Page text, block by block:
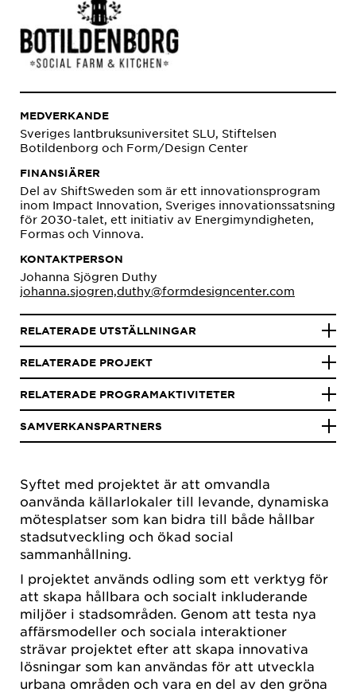
Syftet med projektet är att omvandla
oanvända källarlokaler till levande, dynamiska
mötesplatser som kan bidra till både hållbar
stadsutveckling och ökad social
sammanhållning.
I projektet används odling som ett verktyg för
att skapa hållbara och socialt inkluderande
miljöer i stadsområden. Genom att testa nya
affärsmodeller och sociala interaktioner
strävar projektet efter att skapa innovativa
lösningar som kan användas för att utveckla
urbana områden och vara en del av den gröna
MEDVERKANDE
Sveriges lantbruksuniversitet SLU, Stiftelsen
Botildenborg och Form/Design Center
FINANSIÄRER
Del av ShiftSweden som är ett innovationsprogram
inom Impact Innovation, Sveriges innovationssatsning
för 2030-talet, ett initiativ av Energimyndigheten,
Formas och Vinnova.
KONTAKTPERSON
Johanna Sjögren Duthy
johanna.sjogren,duthy@formdesigncenter.com
RELATERADE UTSTÄLLNINGAR
RELATERADE PROJEKT
RELATERADE PROGRAMAKTIVITETER
SAMVERKANSPARTNERS